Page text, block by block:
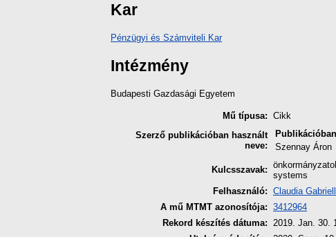
Kar
Pénzügyi és Számviteli Kar
Intézmény
Budapesti Gazdasági Egyetem
Mű típusa: Cikk
Szerző publikációban használt
neve:
Szennay Áron
Kulcsszavak:
systems
Felhasználó: Claudia
A mű MTMT azonosítója: 3412964
Rekord készítés dátuma: 2019. Jan. 30.